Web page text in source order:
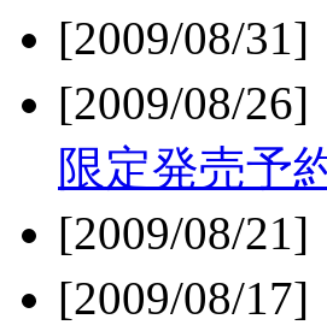
[2009/08/
[2009/08/
限定発売予
[2009/08/
[2009/08/